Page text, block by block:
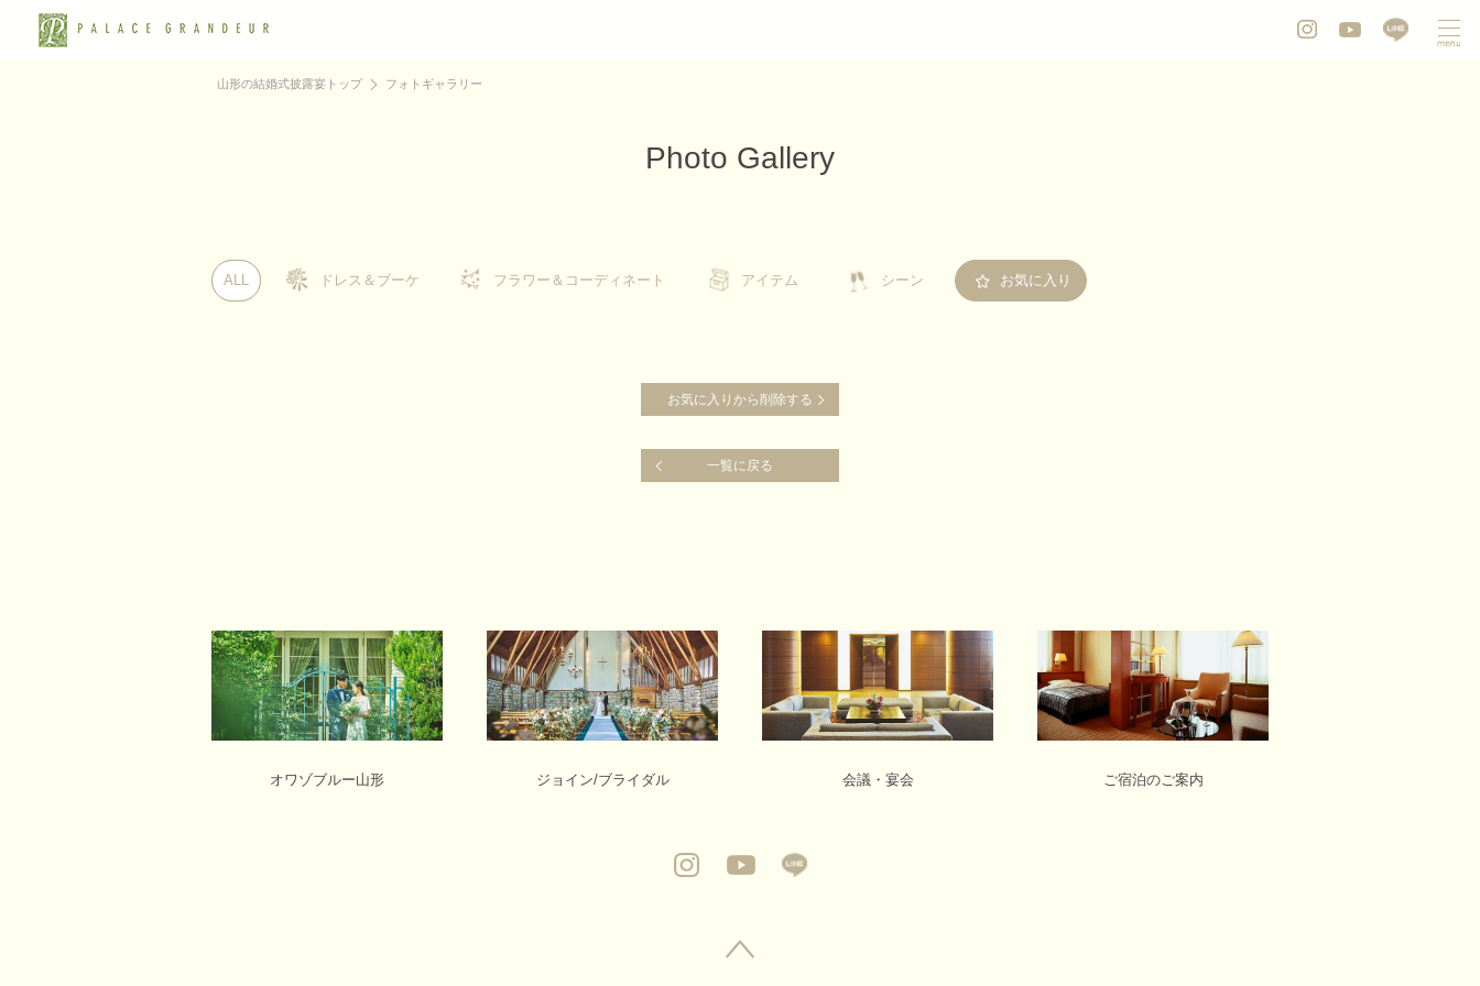
山形の結婚式披露宴トップ フォトギャラリー
Photo Gallery
ALL
ALL ドレス＆ブーケ
ドレス＆ブーケ フラワー＆コーディネート
フラワー＆コーディネート アイテム
アイテム シーン
シーン お気に入り
お気に入りから削除する
お気に入りから削除する
一覧に戻る
一覧に戻る
オワゾブルー山形 ジョイン/ブライダル 会議・宴会 ご宿泊のご案内